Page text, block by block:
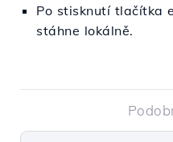
Po stisknutí tlačítka
stáhne lokálně.